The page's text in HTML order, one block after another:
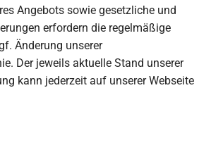
Angebots sowie gesetzliche und
erfordern die regelmäßige
Änderung unserer
Der jeweils aktuelle Stand unserer
kann jederzeit auf unserer Webseite